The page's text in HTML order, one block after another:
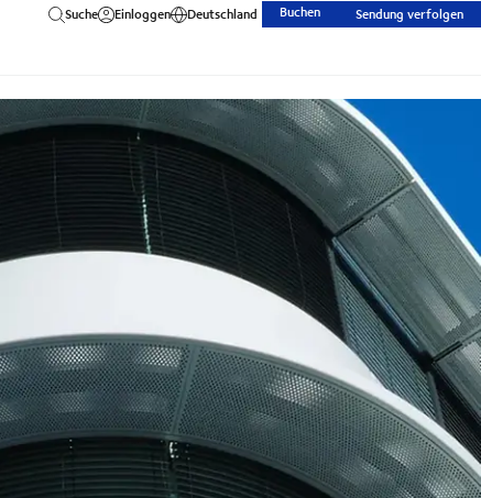
Suche Einloggen Deutschland Buchen Sendung verfolgen